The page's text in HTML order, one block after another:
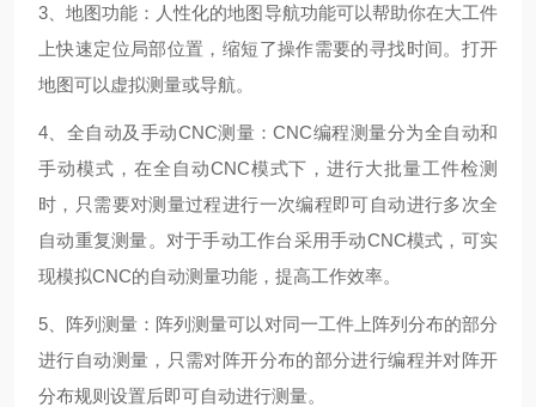
3、地图功能：人性化的地图导航功能可以帮助你在大工件
上快速定位局部位置，缩短了操作需要的寻找时间。打开
地图可以虚拟测量或导航。
4、全自动及手动CNC测量：CNC编程测量分为全自动和
手动模式，在全自动CNC模式下，进行大批量工件检测
时，只需要对测量过程进行一次编程即可自动进行多次全
自动重复测量。对于手动工作台采用手动CNC模式，可实
现模拟CNC的自动测量功能，提高工作效率。
5、阵列测量：阵列测量可以对同一工件上阵列分布的部分
进行自动测量，只需对阵开分布的部分进行编程并对阵开
分布规则设置后即可自动进行测量。